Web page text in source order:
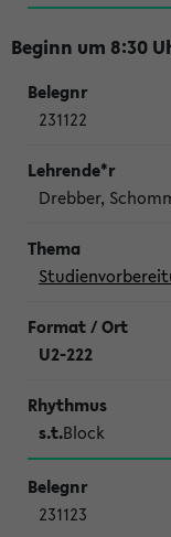
Beginn um 8:30
231122
Drebber,
U2-222
s.t.Block
231123